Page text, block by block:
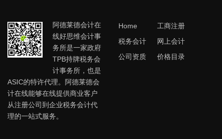
阿德莱德会计在
线好思维会计事
务所是一家政府
TPB持牌税务会
计事务所，也是
ASIC的特许代理。阿德莱德会
计在线能够在线提供商业客户
从注册公司到企业税务会计代
理的一站式服务。
Home
工商注册
税务会计
网上会计
公司资质
价格目录